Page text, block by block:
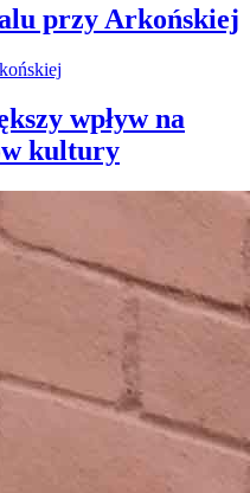
przy Arkońskiej
wpływ na
kultury